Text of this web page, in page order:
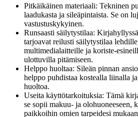
Pitkäikäinen materiaali: Tekninen
laadukasta ja sileäpintaista. Se on
vastustuskykyinen.
Runsaasti säilytystilaa:
tarjoavat reilusti säilytystilaa
multimedialaitteille ja koriste-
ulottuvilla pitämiseen.
Helppo huoltaa: Sileän pinnan
helppo puhdistaa kostealla liinalla
huoltoa.
Useita käyttötarkoituksia: Tämä
se sopii makuu- ja olohuoneeseen,
paikkoihin omien tarpeidesi